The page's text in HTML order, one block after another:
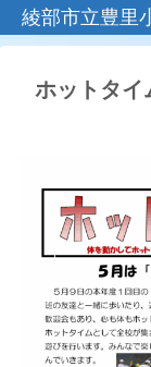
綾部市立豊里
ホットタイ